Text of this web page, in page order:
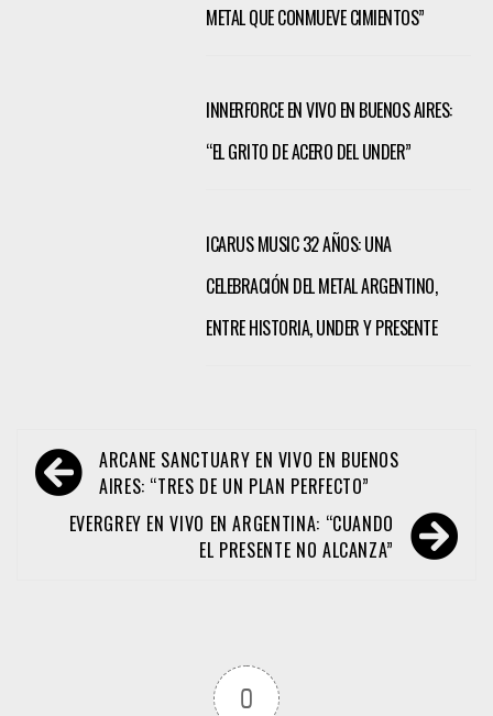
METAL QUE CONMUEVE CIMIENTOS”
INNERFORCE EN VIVO EN BUENOS AIRES:
“EL GRITO DE ACERO DEL UNDER”
ICARUS MUSIC 32 AÑOS: UNA
CELEBRACIÓN DEL METAL ARGENTINO,
ENTRE HISTORIA, UNDER Y PRESENTE
Navegación
de
entradas
ARCANE SANCTUARY EN VIVO EN BUENOS
AIRES: “TRES DE UN PLAN PERFECTO”
EVERGREY EN VIVO EN ARGENTINA: “CUANDO
EL PRESENTE NO ALCANZA”
0